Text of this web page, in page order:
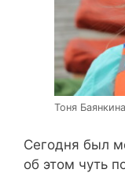
Тоня Баянкина
Сегодня был
об этом чуть